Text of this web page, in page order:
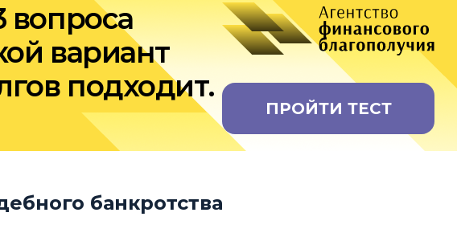
вопроса
вариант
подходит.
ПРОЙТИ ТЕСТ
банкротства